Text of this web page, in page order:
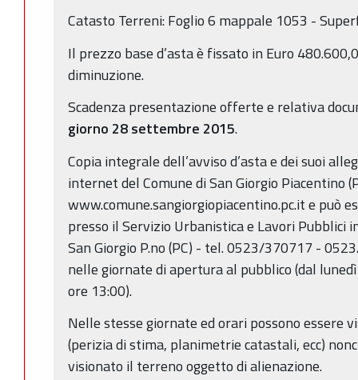
Catasto Terreni: Foglio 6 mappale 1053 -
Il prezzo base d’asta è fissato in Euro
diminuzione.
Scadenza presentazione offerte e relativa
giorno 28 settembre 2015.
Copia integrale dell’avviso d’asta e dei suoi
internet del Comune di San Giorgio Piacentino
www.comune.sangiorgiopiacentino.pc.it e può
presso il Servizio Urbanistica e Lavori Pubblici
San Giorgio P.no (PC) - tel. 0523/370717 -
nelle giornate di apertura al pubblico (dal
ore 13:00).
Nelle stesse giornate ed orari possono
(perizia di stima, planimetrie catastali, ecc)
visionato il terreno oggetto di alienazione.